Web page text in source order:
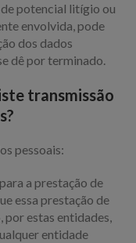
de potencial litígio ou
envolvida, pode
dos dados
dê por terminado.
transmissão
pessoais:
a prestação de
essa prestação de
por estas entidades,
entidade